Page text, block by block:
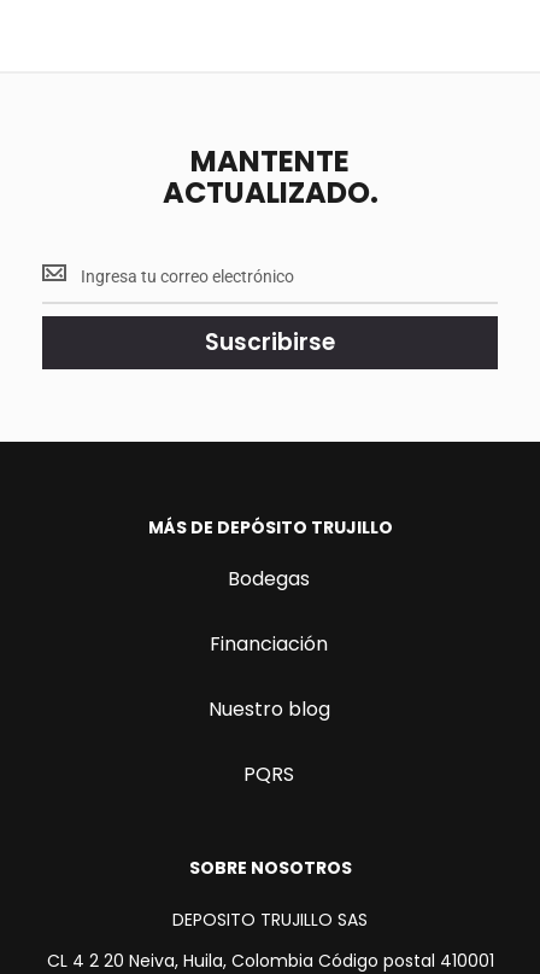
MANTENTE
ACTUALIZADO.
Mantente
<br>
actualizado.
Suscribirse
MÁS DE DEPÓSITO TRUJILLO
Bodegas
Financiación
Nuestro blog
PQRS
SOBRE NOSOTROS
DEPOSITO TRUJILLO SAS
CL 4 2 20 Neiva, Huila, Colombia Código postal 410001